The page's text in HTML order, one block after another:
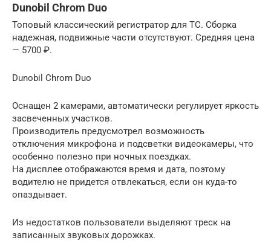
Dunobil Chrom Duo
Топовый классический регистратор для ТС. Сборка
надежная, подвижные части отсутствуют. Средняя цена
— 5700 ₽.
Dunobil Chrom Duo
Оснащен 2 камерами, автоматически регулирует яркость
засвеченных участков.
Производитель предусмотрел возможность
отключения микрофона и подсветки видеокамеры, что
особенно полезно при ночных поездках.
На дисплее отображаются время и дата, поэтому
водителю не придется отвлекаться, если он куда-то
опаздывает.
Из недостатков пользователи выделяют треск на
записанных звуковых дорожках.